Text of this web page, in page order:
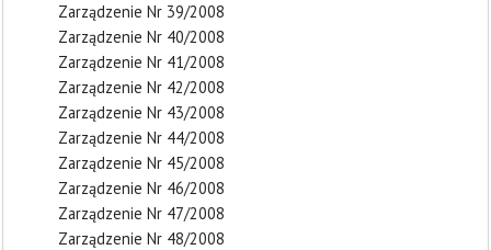
Zarządzenie Nr 39/2008
Zarządzenie Nr 40/2008
Zarządzenie Nr 41/2008
Zarządzenie Nr 42/2008
Zarządzenie Nr 43/2008
Zarządzenie Nr 44/2008
Zarządzenie Nr 45/2008
Zarządzenie Nr 46/2008
Zarządzenie Nr 47/2008
Zarządzenie Nr 48/2008